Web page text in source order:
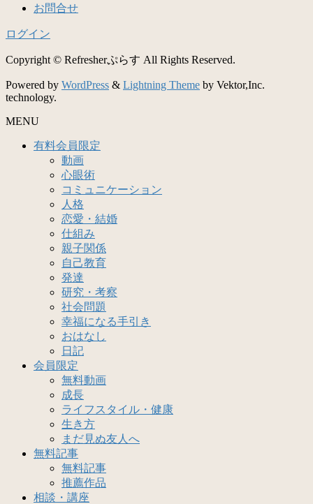
お問合せ
ログイン
Copyright © Refresherぷらす All Rights Reserved.
Powered by WordPress & Lightning Theme by Vektor,Inc.
technology.
MENU
有料会員限定
動画
心眼術
コミュニケーション
人格
恋愛・結婚
仕組み
親子関係
自己教育
発達
研究・考察
社会問題
幸福になる手引き
おはなし
日記
会員限定
無料動画
成長
ライフスタイル・健康
生き方
まだ見ぬ友人へ
無料記事
無料記事
推薦作品
相談・講座